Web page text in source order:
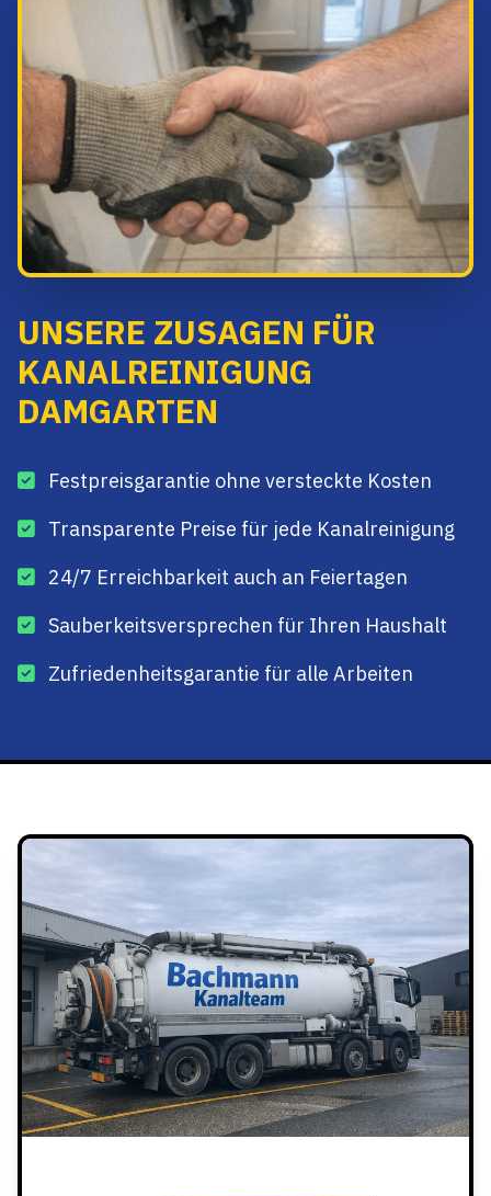
UNSERE ZUSAGEN FÜR
KANALREINIGUNG
DAMGARTEN
Festpreisgarantie ohne versteckte Kosten
Transparente Preise für jede Kanalreinigung
24/7 Erreichbarkeit auch an Feiertagen
Sauberkeitsversprechen für Ihren Haushalt
Zufriedenheitsgarantie für alle Arbeiten